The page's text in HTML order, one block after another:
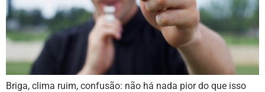
Briga, clima ruim, confusão: não há nada pior do que isso